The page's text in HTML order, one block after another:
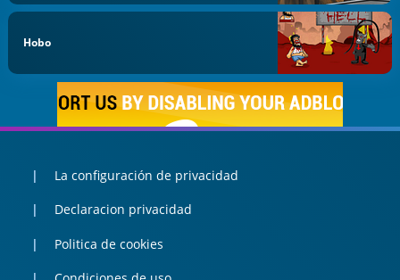
Hobo
La configuración de privacidad
Declaracion privacidad
Politica de cookies